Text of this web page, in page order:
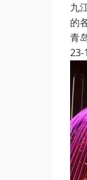
九
的
青
23-